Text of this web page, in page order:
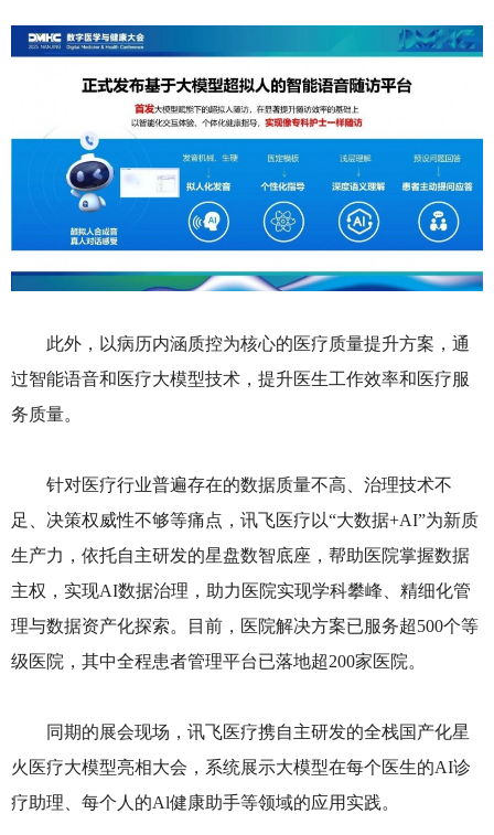
此外，以病历内涵质控为核心的医疗质量提升方案，通
过智能语音和医疗大模型技术，提升医生工作效率和医疗服
务质量。
针对医疗行业普遍存在的数据质量不高、治理技术不
足、决策权威性不够等痛点，讯飞医疗以“大数据+AI”为新质
生产力，依托自主研发的星盘数智底座，帮助医院掌握数据
主权，实现AI数据治理，助力医院实现学科攀峰、精细化管
理与数据资产化探索。目前，医院解决方案已服务超500个等
级医院，其中全程患者管理平台已落地超200家医院。
同期的展会现场，讯飞医疗携自主研发的全栈国产化星
火医疗大模型亮相大会，系统展示大模型在每个医生的AI诊
疗助理、每个人的Al健康助手等领域的应用实践。